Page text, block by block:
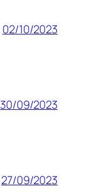
02/10/2023
30/09/2023
27/09/2023